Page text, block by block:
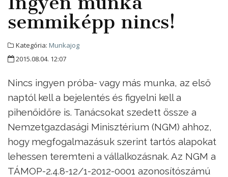
semmiképp nincs!
Kategória: Munkajog
2015.08.04. 12:07
Nincs ingyen próba- vagy más munka, az első
naptól kell a bejelentés és figyelni kell a
pihenőidőre is. Tanácsokat szedett össze a
Nemzetgazdasági Minisztérium (NGM) ahhoz,
hogy megfogalmazásuk szerint tartós alapokat
lehessen teremteni a vállalkozásnak. Az NGM a
TÁMOP-2.4.8-12/1-2012-0001 azonosítószámú